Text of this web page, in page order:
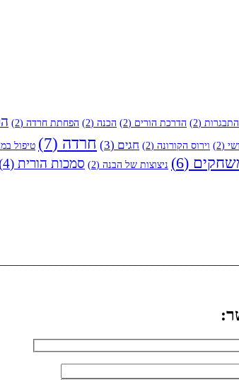
(2) הדרכת הורים (2) הכנה (2) הפחתת חרדה (2)
(2) וירוס הקורונה (2) חגים (3) חרדה (7) טיפול
(6) ניצוצות של הבנה (2) סמכות הורית (4)